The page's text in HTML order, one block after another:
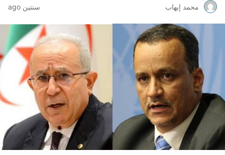
محمد إيهاب سنتين ago